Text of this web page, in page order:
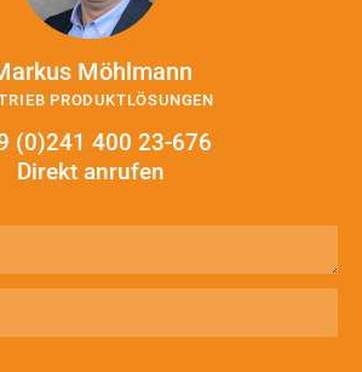
Möhlmann
PRODUKTLÖSUNGEN
(0)241 400 23-676
Direkt anrufen